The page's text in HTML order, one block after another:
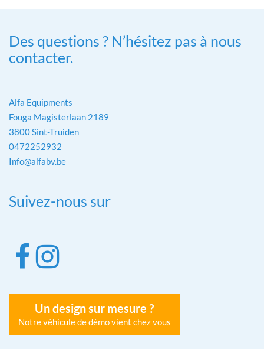
Des questions ? N’hésitez pas à nous
contacter.
Alfa Equipments
Fouga Magisterlaan 2189
3800 Sint-Truiden
0472252932
Info@alfabv.be
Suivez-nous sur
Un design sur mesure ?
Notre véhicule de démo vient chez vous